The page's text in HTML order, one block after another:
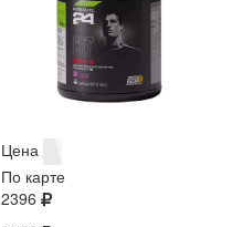
Цена
По карте
2396